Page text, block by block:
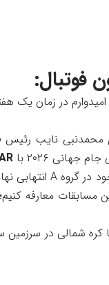
فوتبال:
در زمان یک
نایب رئیس
۲۰۲۶ با
مسابقات معارفه
شمالی در سرزمین